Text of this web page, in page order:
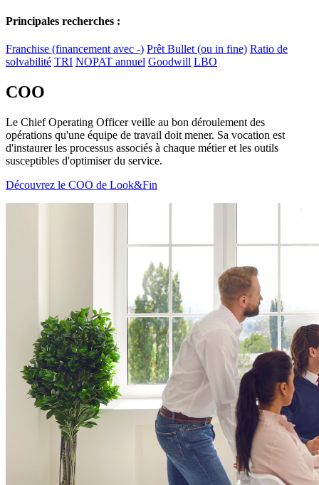
Principales recherches :
Franchise (financement avec -) Prêt Bullet (ou in fine) Ratio de
solvabilité TRI NOPAT annuel Goodwill LBO
COO
Le Chief Operating Officer veille au bon déroulement des
opérations qu'une équipe de travail doit mener. Sa vocation est
d'instaurer les processus associés à chaque métier et les outils
susceptibles d'optimiser du service.
Découvrez le COO de Look&Fin